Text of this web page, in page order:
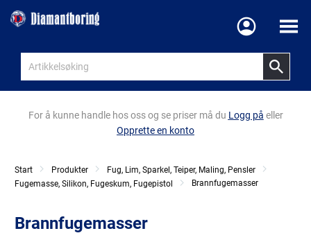
Meny
For å kunne handle hos oss og se priser må du Logg på eller
Opprette en konto
Start Produkter
Fug, Lim, Sparkel, Teiper, Maling, Pensler
Fugemasse, Silikon, Fugeskum, Fugepistol
Brannfugemasser
Brannfugemasser